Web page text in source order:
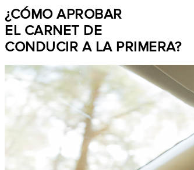
¿CÓMO APROBAR
EL CARNET DE
CONDUCIR A LA PRIMERA?